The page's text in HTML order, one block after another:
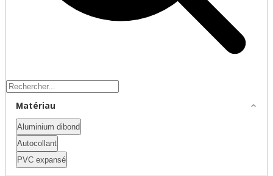
Matériau
Aluminium dibond
Autocollant
PVC expansé